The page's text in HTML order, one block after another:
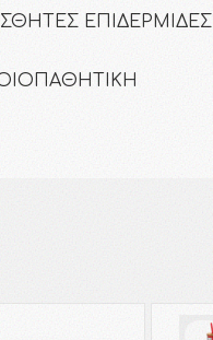
ΕΠΙΔΕΡΜΙΔΕΣ